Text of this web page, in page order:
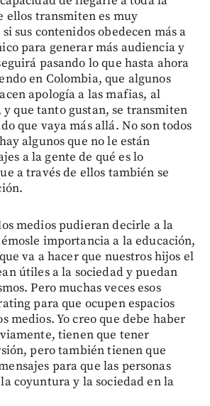
ellos transmiten es muy
sus contenidos obedecen más a
para generar más audiencia y
pasando lo que hasta ahora
en Colombia, que algunos
apología a las mafias, al
que tanto gustan, se transmiten
que vaya más allá. No son todos
algunos que no le están
a la gente de qué es lo
a través de ellos también se
medios pudieran decirle a la
importancia a la educación,
va a hacer que nuestros hijos el
útiles a la sociedad y puedan
Pero muchas veces esos
para que ocupen espacios
medios. Yo creo que debe haber
tienen que tener
pero también tienen que
para que las personas
coyuntura y la sociedad en la